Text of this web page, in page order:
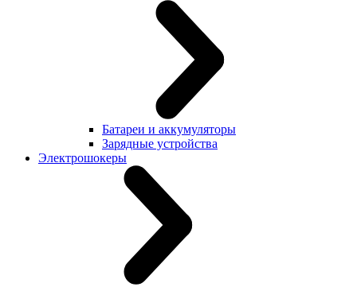
Батареи и аккумуляторы
Зарядные устройства
Электрошокеры